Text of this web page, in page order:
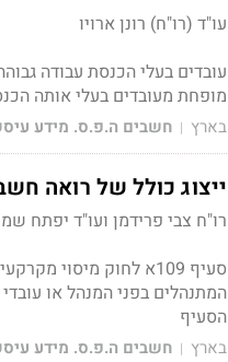
עו"ד (רו"ח) רונן ארויו
עובדים בעלי הכנסת עבודה
מופחת מעובדים בעלי אותה
בארץ | חשבים ה.פ.ס. מידע
ייצוג כולל של רואה
רו"ח צבי פרידמן ועו"ד יפתח
סעיף 109א לחוק מיסוי
הסעיף
בארץ | חשבים ה.פ.ס. מידע